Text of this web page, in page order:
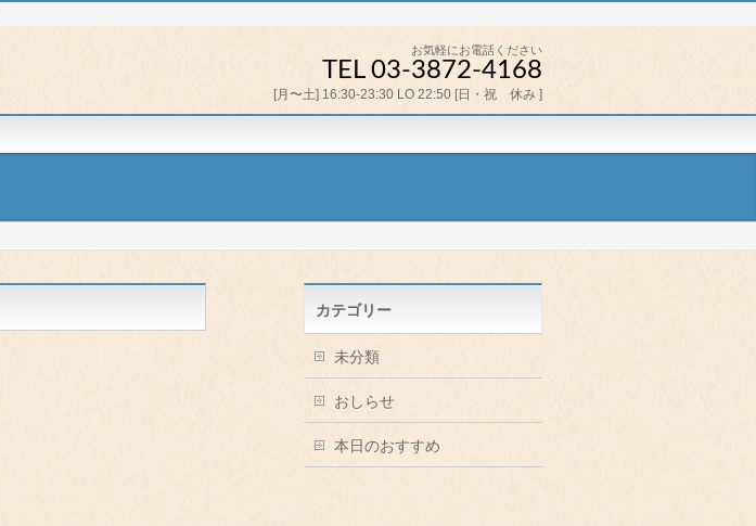
お気軽にお電話ください
TEL 03-3872-4168
[月〜土] 16:30-23:30 LO 22:50 [日・祝 休み ]
カテゴリー
未分類
おしらせ
本日のおすすめ